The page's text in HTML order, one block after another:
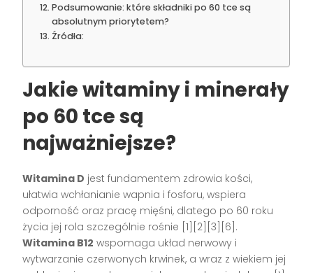
Podsumowanie: które składniki po 60 tce są
absolutnym priorytetem?
Źródła:
Jakie witaminy i minerały
po 60 tce są
najważniejsze?
Witamina D jest fundamentem zdrowia kości,
ułatwia wchłanianie wapnia i fosforu, wspiera
odporność oraz pracę mięśni, dlatego po 60 roku
życia jej rola szczególnie rośnie [1][2][3][6].
Witamina B12 wspomaga układ nerwowy i
wytwarzanie czerwonych krwinek, a wraz z wiekiem jej